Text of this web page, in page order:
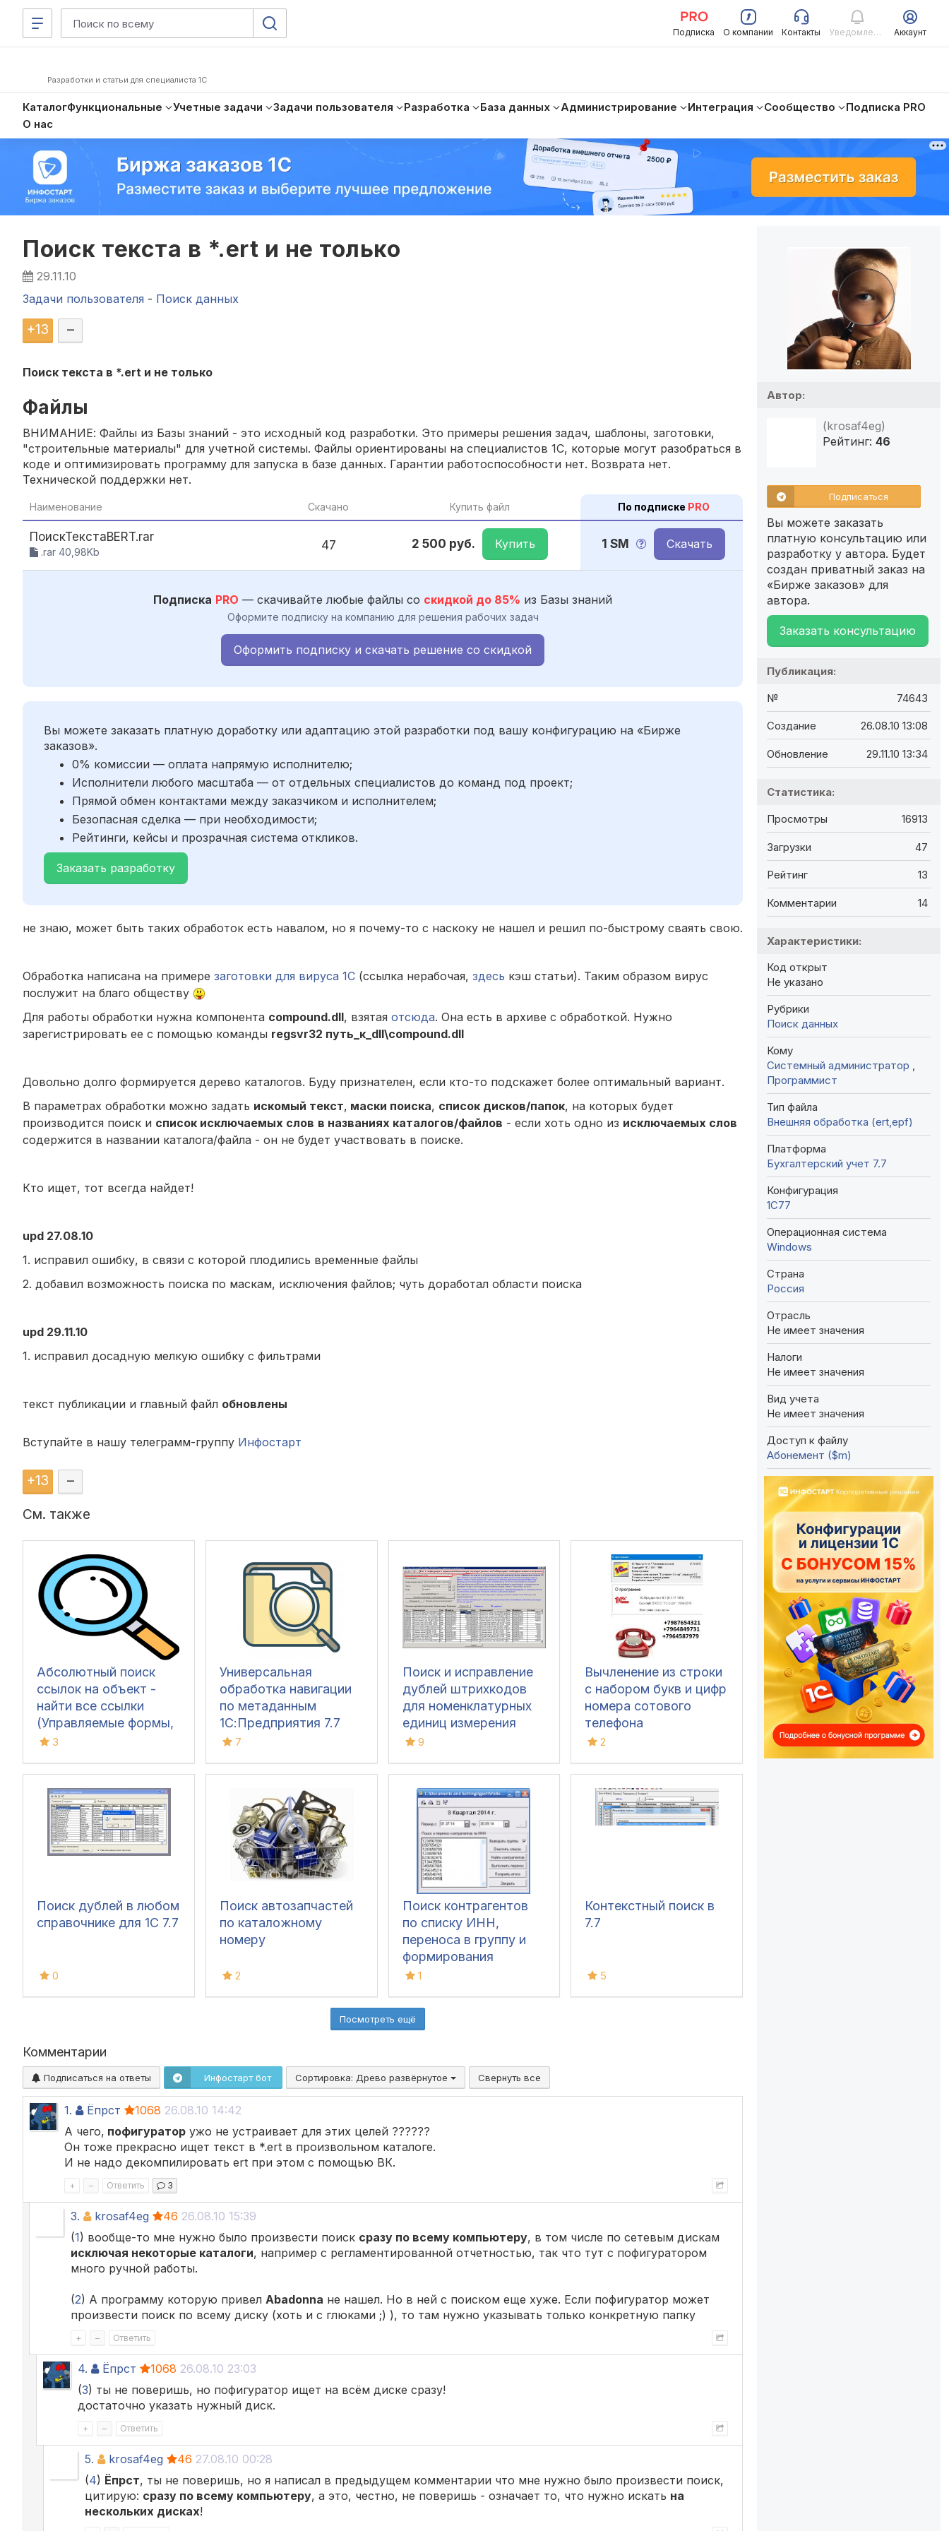
Подписка О компании Контакты Уведомления Аккаунт
Разработки и статьи для специалиста 1С
КаталогФункциональные Учетные задачи Задачи пользователя Разработка База данных Администрирование Интеграция Сообщество
Подписка PRO
О нас
Поиск текста в *.ert и не только
29.11.10
Задачи пользователя - Поиск данных
+13 –
Поиск текста в *.ert и не только
Файлы
ВНИМАНИЕ: Файлы из Базы знаний - это исходный код разработки. Это примеры решения задач, шаблоны, заготовки,
"строительные материалы" для учетной системы. Файлы ориентированы на специалистов 1С, которые могут разобраться в
коде и оптимизировать программу для запуска в базе данных. Гарантии работоспособности нет. Возврата нет.
Технической поддержки нет.
Наименование Скачано Купить файл По подписке PRO
ПоискТекстаВERT.rar
.rar 40,98Kb 47 2 500 руб. Купить 1 SM Скачать
Подписка PRO — скачивайте любые файлы со скидкой до 85% из Базы знаний
Оформите подписку на компанию для решения рабочих задач
Оформить подписку и скачать решение со скидкой
Вы можете заказать платную доработку или адаптацию этой разработки под вашу конфигурацию на «Бирже
заказов».
0% комиссии — оплата напрямую исполнителю;
Исполнители любого масштаба — от отдельных специалистов до команд под проект;
Прямой обмен контактами между заказчиком и исполнителем;
Безопасная сделка — при необходимости;
Рейтинги, кейсы и прозрачная система откликов.
Заказать разработку
не знаю, может быть таких обработок есть навалом, но я почему-то с наскоку не нашел и решил по-быстрому сваять свою.
Обработка написана на примере заготовки для вируса 1С (ссылка нерабочая, здесь кэш статьи). Таким образом вирус
послужит на благо обществу
Для работы обработки нужна компонента compound.dll, взятая отсюда. Она есть в архиве с обработкой. Нужно
зарегистрировать ее с помощью команды regsvr32 путь_к_dll\compound.dll
Довольно долго формируется дерево каталогов. Буду признателен, если кто-то подскажет более оптимальный вариант.
В параметрах обработки можно задать искомый текст, маски поиска, список дисков/папок, на которых будет
производится поиск и список исключаемых слов в названиях каталогов/файлов - если хоть одно из исключаемых слов
содержится в названии каталога/файла - он не будет участвовать в поиске.
Кто ищет, тот всегда найдет!
upd 27.08.10
1. исправил ошибку, в связи с которой плодились временные файлы
2. добавил возможность поиска по маскам, исключения файлов; чуть доработал области поиска
upd 29.11.10
1. исправил досадную мелкую ошибку с фильтрами
текст публикации и главный файл обновлены
Вступайте в нашу телеграмм-группу Инфостарт
+13 –
См. также
Абсолютный поиск
ссылок на объект -
найти все ссылки
(Управляемые формы,
Обычный интерфейс,
3
Универсальная
обработка навигации
по метаданным
1С:Предприятия 7.7
для пользователя
органайзер открывает
любые объекты в
режиме
1С:Предприятия)
7
Поиск и исправление
дублей штрихкодов
для номенклатурных
единиц измерения
9
Вычленение из строки
с набором букв и цифр
номера сотового
телефона
2
Поиск дублей в любом
справочнике для 1С 7.7
0
Поиск автозапчастей
по каталожному
номеру
2
Поиск контрагентов
по списку ИНН,
переноса в группу и
формирования
оборотов
1
Контекстный поиск в
7.7
5
Посмотреть ещё
Комментарии
Подписаться на ответы Инфостарт бот Сортировка: Древо развёрнутое Свернуть все
1. Ёпрст 1068 26.08.10 14:42
А чего, пофигуратор ужо не устраивает для этих целей ??????
Он тоже прекрасно ищет текст в *.ert в произвольном каталоге.
И не надо декомпилировать ert при этом с помощью ВК.
+ – Ответить 3
3. krosaf4eg 46 26.08.10 15:39
(1) вообще-то мне нужно было произвести поиск сразу по всему компьютеру, в том числе по сетевым дискам
исключая некоторые каталоги, например с регламентированной отчетностью, так что тут с пофигуратором
много ручной работы.
(2) А программу которую привел Abadonna не нашел. Но в ней с поиском еще хуже. Если пофигуратор может
произвести поиск по всему диску (хоть и с глюками ;) ), то там нужно указывать только конкретную папку
+ – Ответить
4. Ёпрст 1068 26.08.10 23:03
(3) ты не поверишь, но пофигуратор ищет на всём диске сразу!
достаточно указать нужный диск.
+ – Ответить
5. krosaf4eg 46 27.08.10 00:28
(4) Ёпрст, ты не поверишь, но я написал в предыдущем комментарии что мне нужно было произвести поиск,
цитирую: сразу по всему компьютеру, а это, честно, не поверишь - означает то, что нужно искать на
нескольких дисках!
Автор:
(krosaf4eg)
Рейтинг: 46
Подписаться
Вы можете заказать
платную консультацию или
разработку у автора. Будет
создан приватный заказ на
«Бирже заказов» для
автора.
Заказать консультацию
Публикация:
№ 74643
Создание 26.08.10 13:08
Обновление 29.11.10 13:34
Статистика:
Просмотры 16913
Загрузки 47
Рейтинг 13
Комментарии 14
Характеристики:
Код открыт
Не указано
Рубрики
Поиск данных
Кому
Системный администратор
Программист
Тип файла
Внешняя обработка (ert,epf)
Платформа
Бухгалтерский учет 7.7
Конфигурация
1C77
Операционная система
Windows
Страна
Россия
Отрасль
Не имеет значения
Налоги
Не имеет значения
Вид учета
Не имеет значения
Доступ к файлу
Абонемент ($m)